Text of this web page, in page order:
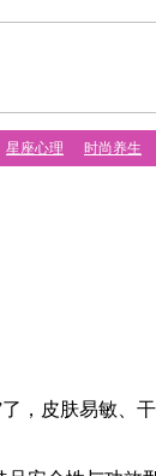
星座心理 时尚养生
皮肤易敏、